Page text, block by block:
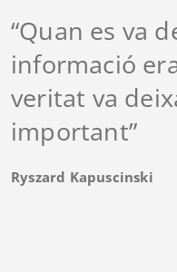
“Quan es va
informació
veritat va
important”
Ryszard Kapuscinski